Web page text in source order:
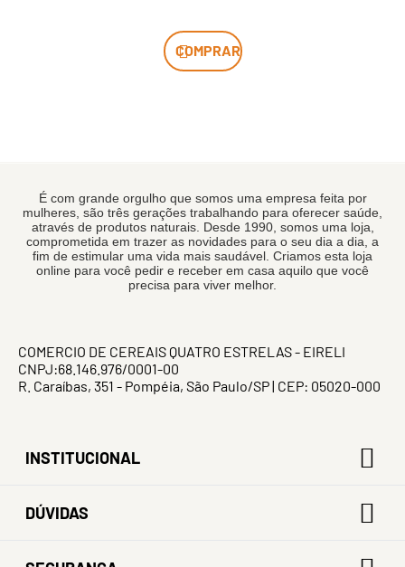
COMPRAR
É com grande orgulho que somos uma empresa feita por
mulheres, são três gerações trabalhando para oferecer saúde,
através de produtos naturais. Desde 1990, somos uma loja,
comprometida em trazer as novidades para o seu dia a dia, a
fim de estimular uma vida mais saudável. Criamos esta loja
online para você pedir e receber em casa aquilo que você
precisa para viver melhor.
COMERCIO DE CEREAIS QUATRO ESTRELAS - EIRELI
CNPJ:68.146.976/0001-00
R. Caraíbas, 351 - Pompéia, São Paulo/SP | CEP: 05020-000
INSTITUCIONAL
DÚVIDAS